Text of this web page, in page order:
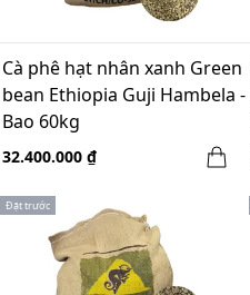
Cà phê hạt nhân xanh Green
bean Ethiopia Guji Hambela -
Bao 60kg
32.400.000 ₫
Đặt trước